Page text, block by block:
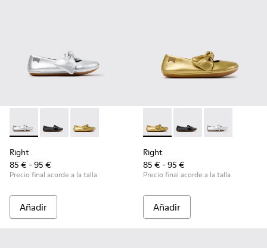
Right - K800702-002 - Bailarinas de piel grises para niños.
Right - K800702-006 - Bailarinas de piel negras para
Right - K800702-004 - Bailarinas de piel
Right
85 € - 95 €
Precio final acorde a la talla
Añadir
Right - K800702-004 -
Right - K800702-
Right -
Right
85 € - 95 €
Precio final acorde a la talla
Añadir